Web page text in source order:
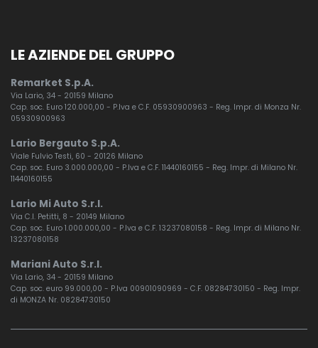
LE AZIENDE DEL GRUPPO
Remarket S.p.A.
Via Lario, 34 - 20159 Milano
Cap. soc. Euro 120.000,00 - P.Iva e C.F. 05930900963 - Reg. Impr. di Monza Nr.
05930900963
Lario Bergauto S.p.A.
Viale Fulvio Testi, 60 - 20126 Milano
Cap. soc. Euro 3.000.000,00 - P.Iva e C.F. 11440160155 - Reg. Impr. di Milano Nr.
11440160155
Lario Mi Auto S.r.l.
Via C.I. Petitti, 8 - 20149 Milano
Cap. soc. Euro 1.000.000,00 - P.Iva e C.F. 13237080158 - Reg. Impr. di Milano Nr.
13237080158
Mariani Auto S.r.l.
Via Lario, 34 - 20159 Milano
Cap. soc. euro 99.000,00 - P.Iva 00901090969 - C.F. 08284730150 - Reg. Impr.
di MONZA Nr. 08284730150